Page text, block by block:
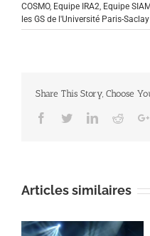
COSMO, Equipe IRA2, Equipe SIAM
les GS de l'Université Paris-Saclay
Share This Story, Choose
Facebook
TwitterLinkedinReddit
Articles similaires